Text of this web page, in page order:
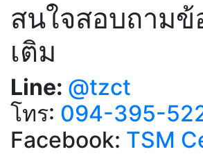
สนใจสอบถามข้
เติม
Line: @tzct
โทร: 094-395-
Facebook: TSM